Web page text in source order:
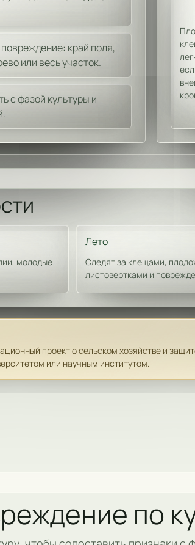
край поля,
или весь участок.
с фазой культуры и
молодые
Лето
Следят за клещами,
листовертками и
проект о сельском хозяйстве и
или научным институтом.
по